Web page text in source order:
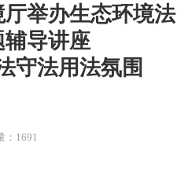
举办生态环境法
导讲座
守法用法氛围
：1691